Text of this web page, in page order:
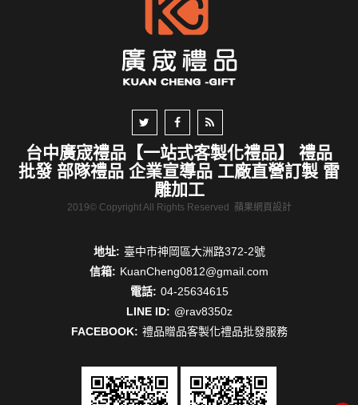
台中廣宬禮品【一站式客製化禮品】 禮品
批發 部隊禮品 企業宣導品 工廠直營訂製 雷
雕加工
2019© Copyright All Rights Reserved 蘋果網頁設計
地址: 臺中市神岡區大洲路372-2號
信箱: KuanCheng0812@gmail.com
電話: 04-25634615
LINE ID: @rav8350z
FACEBOOK: 禮品贈品客製化禮品批發服務